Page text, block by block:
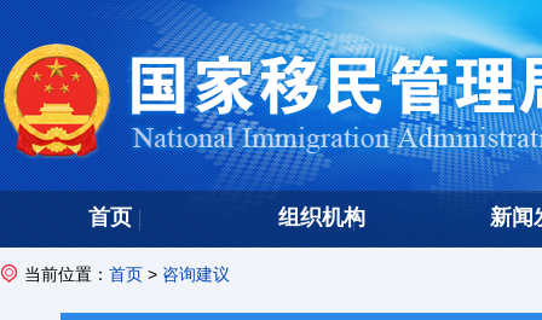
首页 组织机构 新闻
当前位置： 首页 > 咨询建议